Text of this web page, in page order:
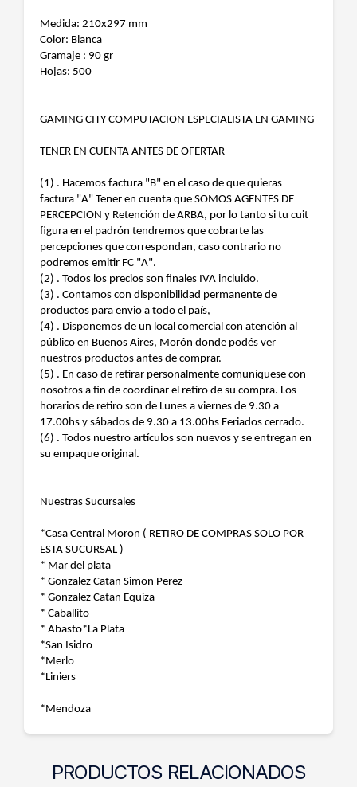
Medida: 210x297 mm
Color: Blanca
Gramaje : 90 gr
Hojas: 500
GAMING CITY COMPUTACION ESPECIALISTA EN GAMING
TENER EN CUENTA ANTES DE OFERTAR
(1) . Hacemos factura "B" en el caso de que quieras
factura "A" Tener en cuenta que SOMOS AGENTES DE
PERCEPCION y Retención de ARBA, por lo tanto si tu cuit
figura en el padrón tendremos que cobrarte las
percepciones que correspondan, caso contrario no
podremos emitir FC "A".
(2) . Todos los precios son finales IVA incluido.
(3) . Contamos con disponibilidad permanente de
productos para envio a todo el país,
(4) . Disponemos de un local comercial con atención al
público en Buenos Aires, Morón donde podés ver
nuestros productos antes de comprar.
(5) . En caso de retirar personalmente comuníquese con
nosotros a fin de coordinar el retiro de su compra. Los
horarios de retiro son de Lunes a viernes de 9.30 a
17.00hs y sábados de 9.30 a 13.00hs Feriados cerrado.
(6) . Todos nuestro artículos son nuevos y se entregan en
su empaque original.
Nuestras Sucursales
*Casa Central Moron ( RETIRO DE COMPRAS SOLO POR
ESTA SUCURSAL )
* Mar del plata
* Gonzalez Catan Simon Perez
* Gonzalez Catan Equiza
* Caballito
* Abasto*La Plata
*San Isidro
*Merlo
*Liniers
*Mendoza
PRODUCTOS RELACIONADOS